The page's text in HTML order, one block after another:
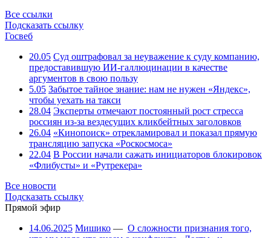
Все ссылки
Подсказать ссылку
Госвеб
20.05 Суд оштрафовал за неуважение к суду компанию,
предоставившую ИИ-галлюцинации в качестве
аргументов в свою пользу
5.05 Забытое тайное знание: нам не нужен «Яндекс»,
чтобы уехать на такси
28.04 Эксперты отмечают постоянный рост стресса
россиян из-за вездесущих кликбейтных заголовков
26.04 «Кинопоиск» отрекламировал и показал прямую
трансляцию запуска «Роскосмоса»
22.04 В России начали сажать инициаторов блокировок
«Флибусты» и «Рутрекера»
Все новости
Подсказать ссылку
Прямой эфир
14.06.2025 Мишико — О сложности признания того,